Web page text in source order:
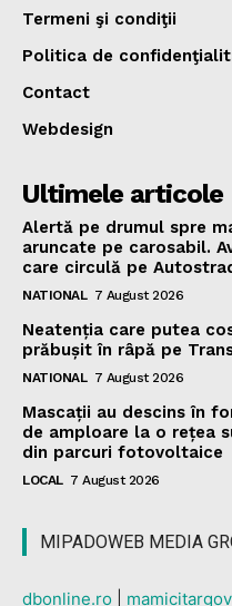
Termeni şi condiţii
Politica de
Contact
Webdesign
Ultimele articole
Alertă pe drumul spre
aruncate pe carosabil.
care circulă pe
NATIONAL 7 August 2026
Neatenția care putea
prăbușit în râpă pe
NATIONAL 7 August 2026
Mascații au descins în
de amploare la o rețea
din parcuri fotovoltaice
LOCAL 7 August 2026
MIPADOWEB MEDIA
dbonline.ro